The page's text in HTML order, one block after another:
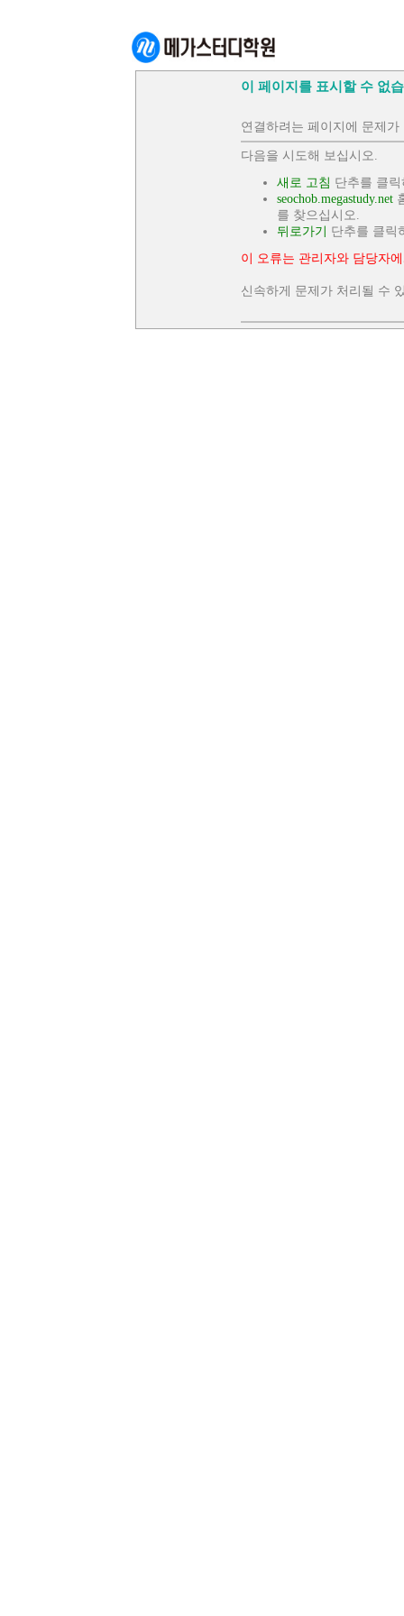
이 페이지를 표시할 수 없
연결하려는 페이지에 문제
다음을 시도해 보십시오.
새로 고침 단추를 클
seochob.megastudy.net
를 찾으십시오.
뒤로가기
단추를 클릭
이 오류는 관리자와 담당자
신속하게 문제가 처리될 수